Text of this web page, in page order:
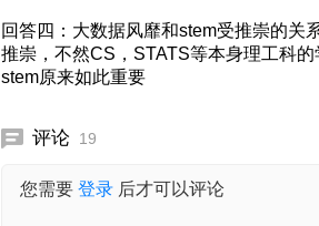
回答四：大数据风靡和stem受推崇的关
推崇，不然CS，STATS等本身理工科
stem原来如此重要
评论 19
您需要 登录 后才可以评论